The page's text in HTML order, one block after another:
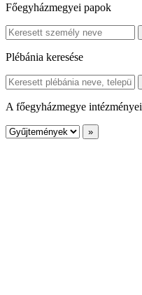
Főegyházmegyei papok
Plébánia keresése
A főegyházmegye intézményei